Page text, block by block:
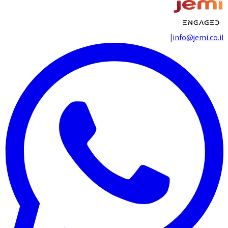
info@jemi.co.il
|